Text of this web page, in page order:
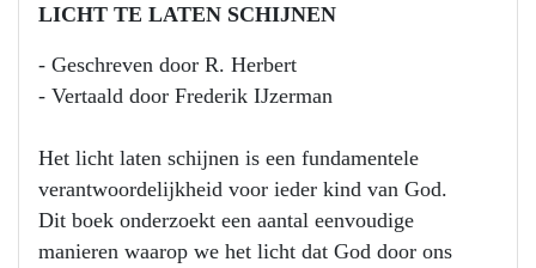
LICHT TE LATEN SCHIJNEN
- Geschreven door R. Herbert
- Vertaald door Frederik IJzerman
Het licht laten schijnen is een fundamentele
verantwoordelijkheid voor ieder kind van God.
Dit boek onderzoekt een aantal eenvoudige
manieren waarop we het licht dat God door ons